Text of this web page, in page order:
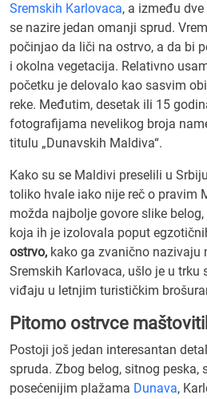
Sremskih Karlovaca, a između
se nazire jedan omanji sprud.
počinjao da liči na ostrvo, a da bi
i okolna vegetacija. Relativno
početku je delovalo kao sasvim
reke. Međutim, desetak ili 15
fotografijama nevelikog broja
titulu „Dunavskih Maldiva“.
Kako su se Maldivi preselili u
toliko hvale iako nije reč o pravim
možda najbolje govore slike
koja ih je izolovala poput
ostrvo, kako ga zvanično nazivaju
Sremskih Karlovaca, ušlo je u trku
viđaju u letnjim turističkim
Pitomo ostrvce
Postoji još jedan interesantan
spruda. Zbog belog, sitnog peska,
posećenijim plažama Dunava,